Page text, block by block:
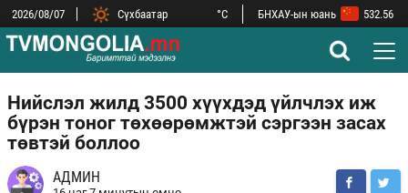
2026/08/07 Сүхбаатар
°C
Улаанбаатар
Дархан
Замын-Үүд
°C
БНХАУ-ын юань
532.56
БНСУ-ын вон
2.52
АНУ-ын доллар
3,593.50
4,146.36
ОХУ-ын рубль
44.52
Нийслэл жилд 3500 хүүхдэд үйлчлэх иж
бүрэн тоног төхөөрөмжтэй сэргээн засах
төвтэй боллоо
АДМИН